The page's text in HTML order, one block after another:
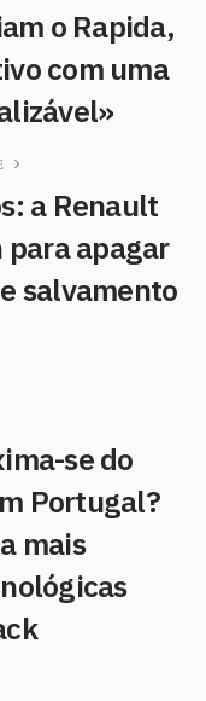
o Rapida,
com uma
a Renault
para apagar
salvamento
se do
Portugal?
mais